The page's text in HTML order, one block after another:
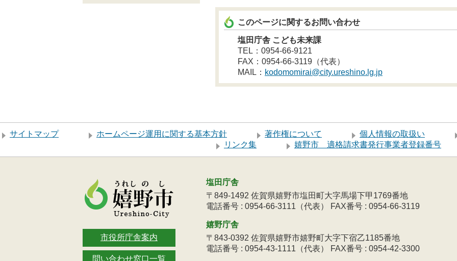
このページに関するお問い合わせ
塩田庁舎 こども未来課
TEL：0954-66-9121
FAX：0954-66-3119（代表）
MAIL： kodomomirai@city.ureshino.lg.jp
サイトマップ ホームページ運用に関する基本方針 著作権について
個人情報の取扱い
リンク集
嬉野市 適格請求書発行事業者登録番号
市役所庁舎案内
問い合わせ窓口一覧
塩田庁舎
〒849-1492 佐賀県嬉野市塩田町大字馬場下甲1769番地
電話番号 : 0954-66-3111（代表） FAX番号 : 0954-66-3119
嬉野庁舎
〒843-0392 佐賀県嬉野市嬉野町大字下宿乙1185番地
電話番号 : 0954-43-1111（代表） FAX番号 : 0954-42-3300